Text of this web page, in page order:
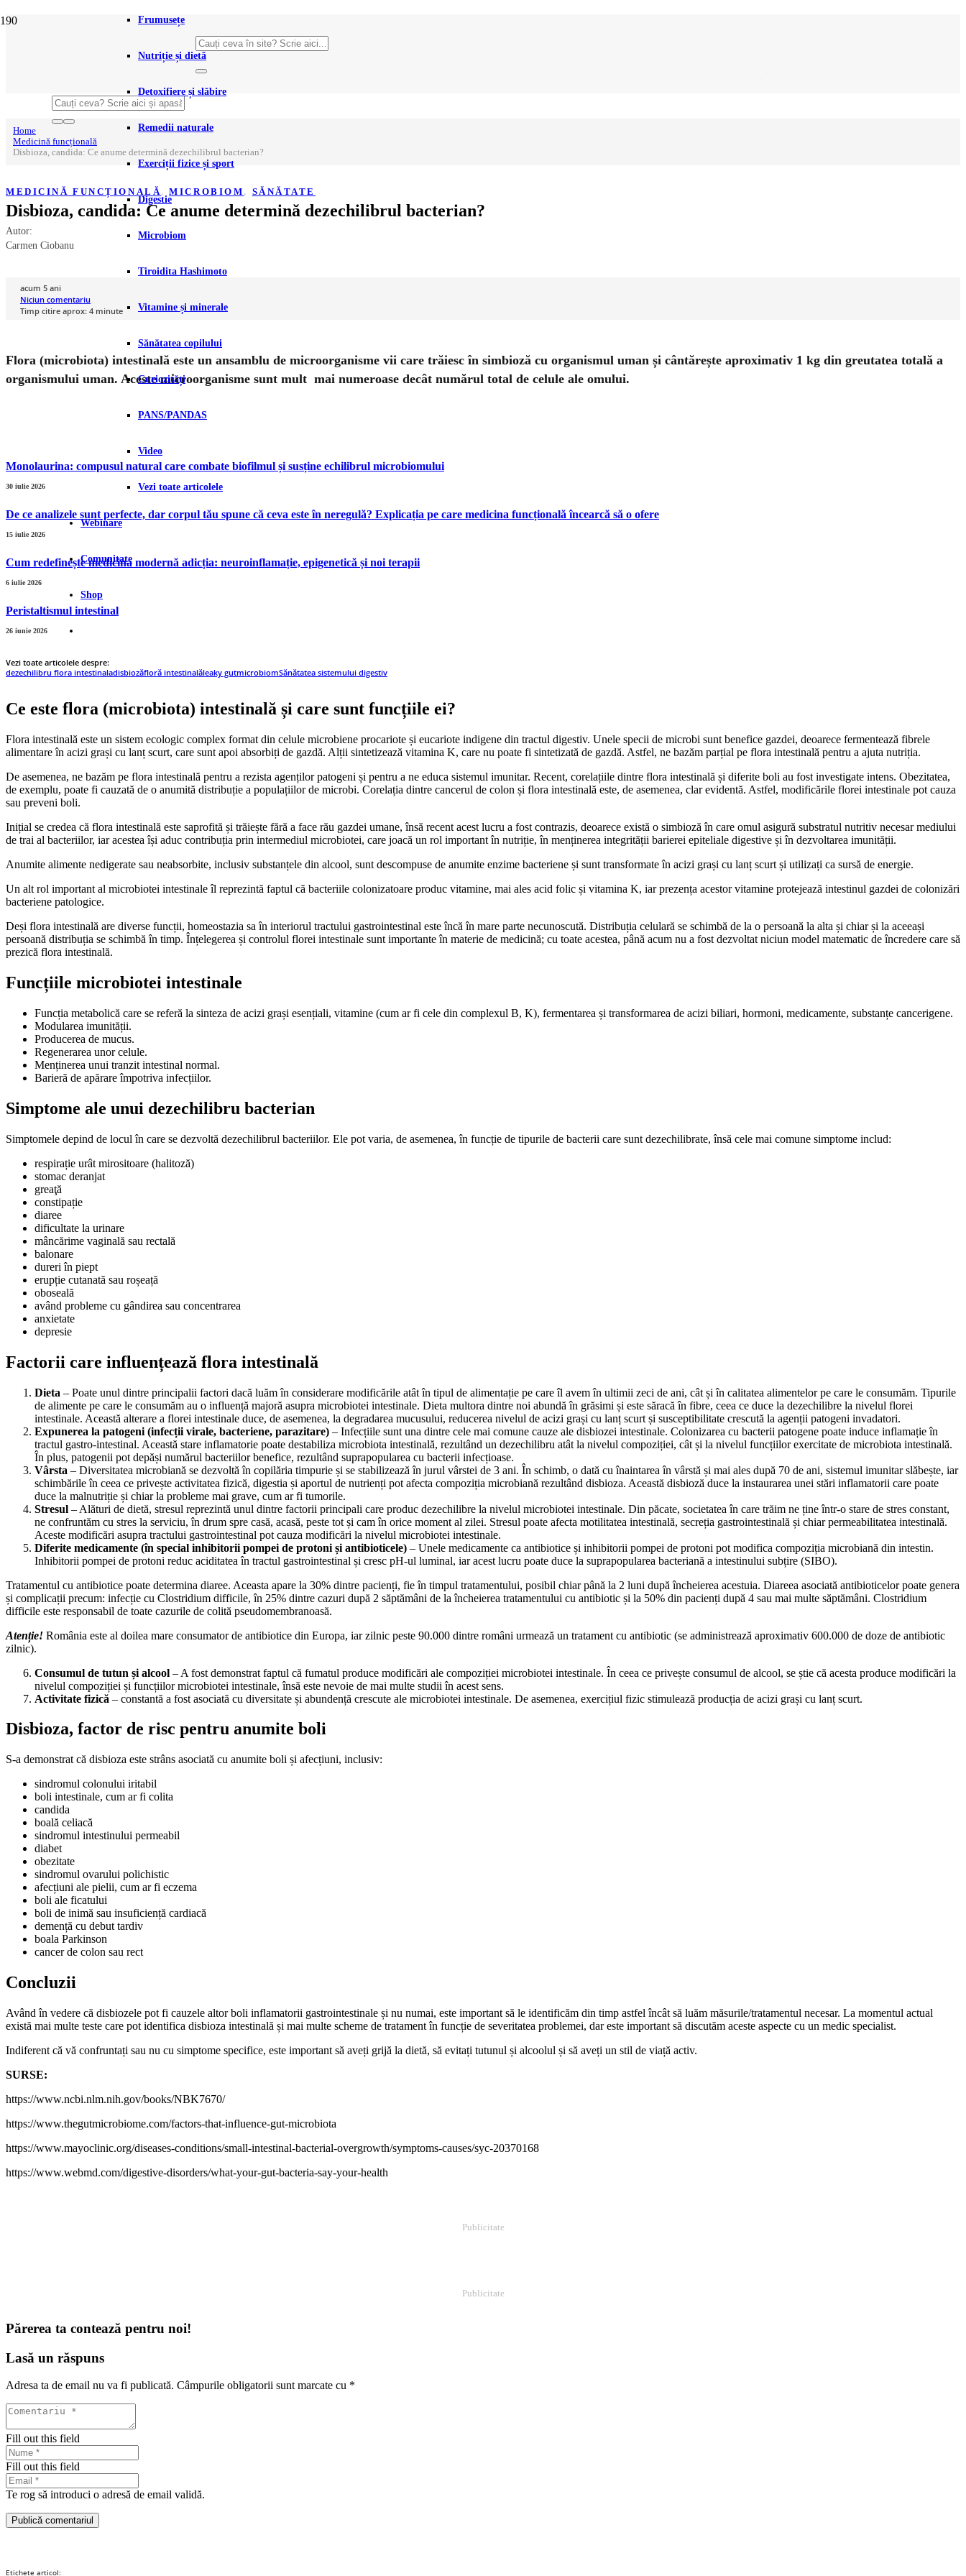
Frumusețe
Nutriție și dietă
Detoxifiere și slăbire
Remedii naturale
Exerciții fizice și sport
Digestie
Microbiom
Tiroidita Hashimoto
Vitamine și minerale
Sănătatea copilului
Curiozități
PANS/PANDAS
Video
Vezi toate articolele
Webinare
Comunitate
Shop
Home
Medicină funcțională
Disbioza, candida: Ce anume determină dezechilibrul bacterian?
MEDICINĂ FUNCȚIONALĂ,MICROBIOM , SĂNĂTATE
Disbioza, candida: Ce anume determină dezechilibrul bacterian?
Autor:
Carmen Ciobanu
acum 5 ani
Niciun comentariu
Timp citire aprox: 4 minute
Flora (microbiota) intestinală este un ansamblu de microorganisme vii care trăiesc în simbioză cu organismul uman și cântărește aproximativ 1 kg din greutatea totală a
organismului uman. Aceste microorganisme sunt mult mai numeroase decât numărul total de celule ale omului.
Monolaurina: compusul natural care combate biofilmul și susține echilibrul microbiomului
30 iulie 2026
De ce analizele sunt perfecte, dar corpul tău spune că ceva este în neregulă? Explicația pe care medicina funcțională încearcă să o ofere
15 iulie 2026
Cum redefinește medicina modernă adicția: neuroinflamație, epigenetică și noi terapii
6 iulie 2026
Peristaltismul intestinal
26 iunie 2026
Vezi toate articolele despre:
dezechilibru flora intestinaladisbiozăfloră intestinalăleaky gutmicrobiomSănătatea sistemului digestiv
Ce este flora (microbiota) intestinală și care sunt funcțiile ei?
Flora intestinală este un sistem ecologic complex format din celule microbiene procariote și eucariote indigene din tractul digestiv. Unele specii de microbi sunt benefice gazdei, deoarece fermentează fibrele
alimentare în acizi grași cu lanț scurt, care sunt apoi absorbiți de gazdă. Alții sintetizează vitamina K, care nu poate fi sintetizată de gazdă. Astfel, ne bazăm parțial pe flora intestinală pentru a ajuta nutriția.
De asemenea, ne bazăm pe flora intestinală pentru a rezista agenților patogeni și pentru a ne educa sistemul imunitar. Recent, corelațiile dintre flora intestinală și diferite boli au fost investigate intens. Obezitatea,
de exemplu, poate fi cauzată de o anumită distribuție a populațiilor de microbi. Corelația dintre cancerul de colon și flora intestinală este, de asemenea, clar evidentă. Astfel, modificările florei intestinale pot cauza
sau preveni boli.
Inițial se credea că flora intestinală este saprofită și trăiește fără a face rău gazdei umane, însă recent acest lucru a fost contrazis, deoarece există o simbioză în care omul asigură substratul nutritiv necesar mediului
de trai al bacteriilor, iar acestea își aduc contribuția prin intermediul microbiotei, care joacă un rol important în nutriție, în menținerea integrității barierei epiteliale digestive și în dezvoltarea imunității.
Anumite alimente nedigerate sau neabsorbite, inclusiv substanțele din alcool, sunt descompuse de anumite enzime bacteriene și sunt transformate în acizi grași cu lanț scurt și utilizați ca sursă de energie.
Un alt rol important al microbiotei intestinale îl reprezintă faptul că bacteriile colonizatoare produc vitamine, mai ales acid folic și vitamina K, iar prezența acestor vitamine protejează intestinul gazdei de colonizări
bacteriene patologice.
Deși flora intestinală are diverse funcții, homeostazia sa în interiorul tractului gastrointestinal este încă în mare parte necunoscută. Distribuția celulară se schimbă de la o persoană la alta și chiar și la aceeași
persoană distribuția se schimbă în timp. Înțelegerea și controlul florei intestinale sunt importante în materie de medicină; cu toate acestea, până acum nu a fost dezvoltat niciun model matematic de încredere care să
prezică flora intestinală.
Funcțiile microbiotei intestinale
Funcția metabolică care se referă la sinteza de acizi grași esențiali, vitamine (cum ar fi cele din complexul B, K), fermentarea și transformarea de acizi biliari, hormoni, medicamente, substanțe cancerigene.
Modularea imunității.
Producerea de mucus.
Regenerarea unor celule.
Menținerea unui tranzit intestinal normal.
Barieră de apărare împotriva infecțiilor.
Simptome ale unui dezechilibru bacterian
Simptomele depind de locul în care se dezvoltă dezechilibrul bacteriilor. Ele pot varia, de asemenea, în funcție de tipurile de bacterii care sunt dezechilibrate, însă cele mai comune simptome includ:
respirație urât mirositoare (halitoză)
stomac deranjat
greaţă
constipație
diaree
dificultate la urinare
mâncărime vaginală sau rectală
balonare
dureri în piept
erupție cutanată sau roșeață
oboseală
având probleme cu gândirea sau concentrarea
anxietate
depresie
Factorii care influențează flora intestinală
Dieta – Poate unul dintre principalii factori dacă luăm în considerare modificările atât în tipul de alimentație pe care îl avem în ultimii zeci de ani, cât și în calitatea alimentelor pe care le consumăm. Tipurile
de alimente pe care le consumăm au o influență majoră asupra microbiotei intestinale. Dieta multora dintre noi abundă în grăsimi și este săracă în fibre, ceea ce duce la dezechilibre la nivelul florei
intestinale. Această alterare a florei intestinale duce, de asemenea, la degradarea mucusului, reducerea nivelul de acizi grași cu lanț scurt și susceptibilitate crescută la agenții patogeni invadatori.
Expunerea la patogeni (infecții virale, bacteriene, parazitare) – Infecțiile sunt una dintre cele mai comune cauze ale disbiozei intestinale. Colonizarea cu bacterii patogene poate induce inflamație în
tractul gastro-intestinal. Această stare inflamatorie poate destabiliza microbiota intestinală, rezultând un dezechilibru atât la nivelul compoziției, cât și la nivelul funcțiilor exercitate de microbiota intestinală.
În plus, patogenii pot depăși numărul bacteriilor benefice, rezultând suprapopularea cu bacterii infecțioase.
Vârsta – Diversitatea microbiană se dezvoltă în copilăria timpurie și se stabilizează în jurul vârstei de 3 ani. În schimb, o dată cu înaintarea în vârstă și mai ales după 70 de ani, sistemul imunitar slăbește, iar
schimbările în ceea ce privește activitatea fizică, digestia și aportul de nutrienți pot afecta compoziția microbiană rezultând disbioza. Această disbioză duce la instaurarea unei stări inflamatorii care poate
duce la malnutriție și chiar la probleme mai grave, cum ar fi tumorile.
Stresul – Alături de dietă, stresul reprezintă unul dintre factorii principali care produc dezechilibre la nivelul microbiotei intestinale. Din păcate, societatea în care trăim ne ține într-o stare de stres constant,
ne confruntăm cu stres la serviciu, în drum spre casă, acasă, peste tot și cam în orice moment al zilei. Stresul poate afecta motilitatea intestinală, secreția gastrointestinală și chiar permeabilitatea intestinală.
Aceste modificări asupra tractului gastrointestinal pot cauza modificări la nivelul microbiotei intestinale.
Diferite medicamente (în special inhibitorii pompei de protoni și antibioticele) – Unele medicamente ca antibiotice și inhibitorii pompei de protoni pot modifica compoziția microbiană din intestin.
Inhibitorii pompei de protoni reduc aciditatea în tractul gastrointestinal și cresc pH-ul luminal, iar acest lucru poate duce la suprapopularea bacteriană a intestinului subțire (SIBO).
Tratamentul cu antibiotice poate determina diaree. Aceasta apare la 30% dintre pacienți, fie în timpul tratamentului, posibil chiar până la 2 luni după încheierea acestuia. Diareea asociată antibioticelor poate genera
și complicații precum: infecție cu Clostridium difficile, în 25% dintre cazuri după 2 săptămâni de la încheierea tratamentului cu antibiotic și la 50% din pacienți după 4 sau mai multe săptămâni. Clostridium
difficile este responsabil de toate cazurile de colită pseudomembranoasă.
Atenție! România este al doilea mare consumator de antibiotice din Europa, iar zilnic peste 90.000 dintre români urmează un tratament cu antibiotic (se administrează aproximativ 600.000 de doze de antibiotic
zilnic).
Consumul de tutun și alcool – A fost demonstrat faptul că fumatul produce modificări ale compoziției microbiotei intestinale. În ceea ce privește consumul de alcool, se știe că acesta produce modificări la
nivelul compoziției și funcțiilor microbiotei intestinale, însă este nevoie de mai multe studii în acest sens.
Activitate fizică – constantă a fost asociată cu diversitate și abundență crescute ale microbiotei intestinale. De asemenea, exercițiul fizic stimulează producția de acizi grași cu lanț scurt.
Disbioza, factor de risc pentru anumite boli
S-a demonstrat că disbioza este strâns asociată cu anumite boli și afecțiuni, inclusiv:
sindromul colonului iritabil
boli intestinale, cum ar fi colita
candida
boală celiacă
sindromul intestinului permeabil
diabet
obezitate
sindromul ovarului polichistic
afecțiuni ale pielii, cum ar fi eczema
boli ale ficatului
boli de inimă sau insuficiență cardiacă
demență cu debut tardiv
boala Parkinson
cancer de colon sau rect
Concluzii
Având în vedere că disbiozele pot fi cauzele altor boli inflamatorii gastrointestinale și nu numai, este important să le identificăm din timp astfel încât să luăm măsurile/tratamentul necesar. La momentul actual
există mai multe teste care pot identifica disbioza intestinală și mai multe scheme de tratament în funcție de severitatea problemei, dar este important să discutăm aceste aspecte cu un medic specialist.
Indiferent că vă confruntați sau nu cu simptome specifice, este important să aveți grijă la dietă, să evitați tutunul și alcoolul și să aveți un stil de viață activ.
SURSE:
https://www.ncbi.nlm.nih.gov/books/NBK7670/
https://www.thegutmicrobiome.com/factors-that-influence-gut-microbiota
https://www.mayoclinic.org/diseases-conditions/small-intestinal-bacterial-overgrowth/symptoms-causes/syc-20370168
https://www.webmd.com/digestive-disorders/what-your-gut-bacteria-say-your-health
Publicitate
Publicitate
Părerea ta contează pentru noi!
Lasă un răspuns
Adresa ta de email nu va fi publicată. Câmpurile obligatorii sunt marcate cu *
Fill out this field
Fill out this field
Te rog să introduci o adresă de email validă.
Publică comentariul
Etichete articol: